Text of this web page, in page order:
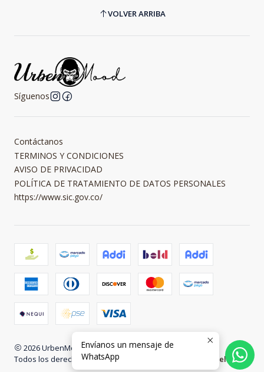
VOLVER ARRIBA
Síguenos
Contáctanos
TERMINOS Y CONDICIONES
AVISO DE PRIVACIDAD
POLÍTICA DE TRATAMIENTO DE DATOS PERSONALES
https://www.sic.gov.co/
2026 UrbenMood.
Todos los derechos reservados.
Desarrollado por Jumpseller.
Envíanos un mensaje de
WhatsApp